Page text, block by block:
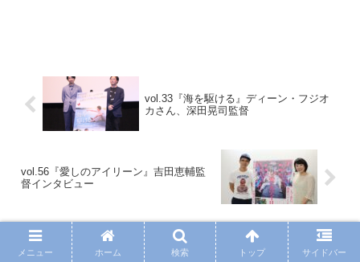
vol.33『海を駆ける』ディーン・フジオ
カさん、深田晃司監督
vol.56『愛しのアイリーン』吉田恵輔監
督インタビュー
【過去記事】シネマクエスト「神取恭子のシネマコ
メニュー ホーム 検索 トップ サイドバー